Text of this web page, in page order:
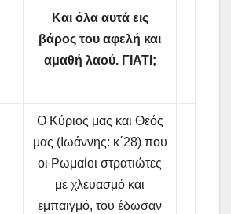
Και όλα αυτά εις
βάρος του αφελή και
αμαθή λαού. ΓΙΑΤΙ;
Ο Κύριος μας και Θεός
μας (Ιωάννης: κ΄28) που
οι Ρωμαίοι στρατιώτες
με χλευασμό και
εμπαιγμό, του έδωσαν